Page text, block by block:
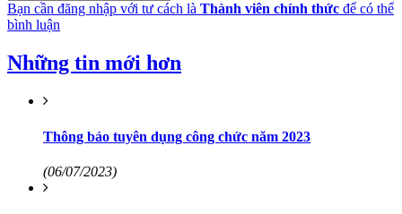
Bạn cần đăng nhập với tư cách là Thành viên chính thức để có thể
bình luận
Những tin mới hơn
Thông báo tuyên dụng công chức năm 2023
(06/07/2023)